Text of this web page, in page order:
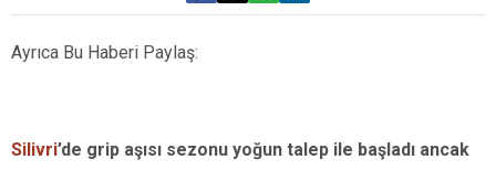
Ayrıca Bu Haberi Paylaş:
Silivri’de grip aşısı sezonu yoğun talep ile başladı ancak